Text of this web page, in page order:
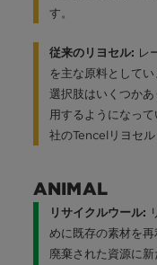
す。
従来のリヨセル: レ
を主な原料として
選択肢はいくつか
用するようになっ
社のTencelリヨセル
ANIMAL
リサイクルウール:
めに既存の素材を再
廃棄された資源に